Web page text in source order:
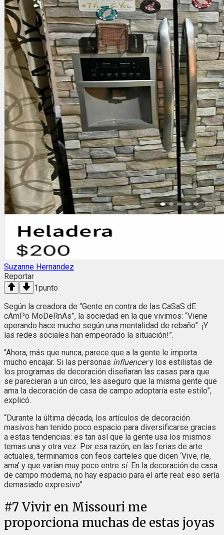
Suzanne Hernandez
Reportar
1punto
Según la creadora de “Gente en contra de las CaSaS dE
cAmPo MoDeRnAs”, la sociedad en la que vivimos: “Viene
operando hace mucho según una mentalidad de rebaño”. ¡Y
las redes sociales han empeorado la situación!”.
“Ahora, más que nunca, parece que a la gente le importa
mucho encajar. Si las personas influencery los estilistas de
los programas de decoración diseñaran las casas para que
se parecieran a un circo, les aseguro que la misma gente que
ama la decoración de casa de campo adoptaría este estilo”,
explicó.
“Durante la última década, los artículos de decoración
masivos han tenido poco espacio para diversificarse gracias
a estas tendencias: es tan así que la gente usa los mismos
temas una y otra vez. Por esa razón, en las ferias de arte
actuales, terminamos con feos carteles que dicen ‘Vive, ríe,
ama’ y que varían muy poco entre sí. En la decoración de casa
de campo moderna, no hay espacio para el arte real: eso sería
demasiado expresivo”.
#7 Vivir en Missouri me
proporciona muchas de estas joyas